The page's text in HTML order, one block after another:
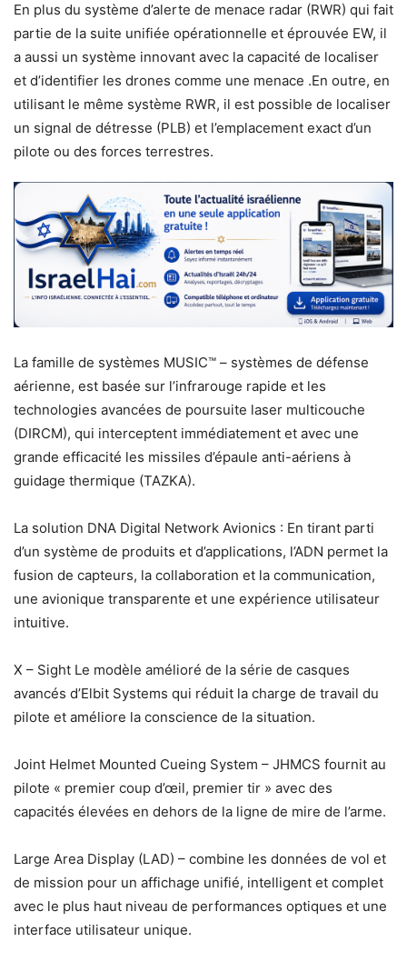
En plus du système d’alerte de menace radar (RWR) qui fait
partie de la suite unifiée opérationnelle et éprouvée EW, il
a aussi un système innovant avec la capacité de localiser
et d’identifier les drones comme une menace .En outre, en
utilisant le même système RWR, il est possible de localiser
un signal de détresse (PLB) et l’emplacement exact d’un
pilote ou des forces terrestres.
La famille de systèmes MUSIC™ – systèmes de défense
aérienne, est basée sur l’infrarouge rapide et les
technologies avancées de poursuite laser multicouche
(DIRCM), qui interceptent immédiatement et avec une
grande efficacité les missiles d’épaule anti-aériens à
guidage thermique (TAZKA).
La solution DNA Digital Network Avionics : En tirant parti
d’un système de produits et d’applications, l’ADN permet la
fusion de capteurs, la collaboration et la communication,
une avionique transparente et une expérience utilisateur
intuitive.
X – Sight Le modèle amélioré de la série de casques
avancés d’Elbit Systems qui réduit la charge de travail du
pilote et améliore la conscience de la situation.
Joint Helmet Mounted Cueing System – JHMCS fournit au
pilote « premier coup d’œil, premier tir » avec des
capacités élevées en dehors de la ligne de mire de l’arme.
Large Area Display (LAD) – combine les données de vol et
de mission pour un affichage unifié, intelligent et complet
avec le plus haut niveau de performances optiques et une
interface utilisateur unique.